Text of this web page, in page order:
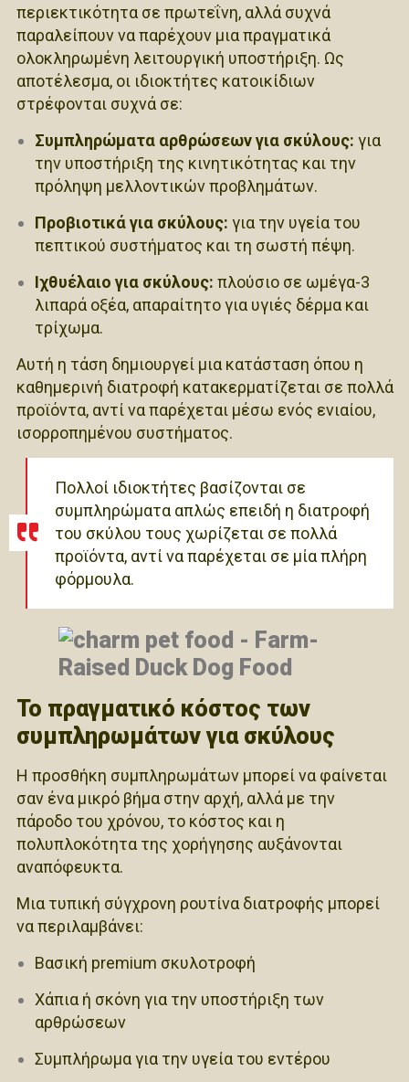
περιεκτικότητα σε πρωτεΐνη, αλλά συχνά
παραλείπουν να παρέχουν μια πραγματικά
ολοκληρωμένη λειτουργική υποστήριξη. Ως
αποτέλεσμα, οι ιδιοκτήτες κατοικίδιων
στρέφονται συχνά σε:
Συμπληρώματα αρθρώσεων για σκύλους: για
την υποστήριξη της κινητικότητας και την
πρόληψη μελλοντικών προβλημάτων.
Προβιοτικά για σκύλους: για την υγεία του
πεπτικού συστήματος και τη σωστή πέψη.
Ιχθυέλαιο για σκύλους: πλούσιο σε ωμέγα-3
λιπαρά οξέα, απαραίτητο για υγιές δέρμα και
τρίχωμα.
Αυτή η τάση δημιουργεί μια κατάσταση όπου η
καθημερινή διατροφή κατακερματίζεται σε πολλά
προϊόντα, αντί να παρέχεται μέσω ενός ενιαίου,
ισορροπημένου συστήματος.
Πολλοί ιδιοκτήτες βασίζονται σε
συμπληρώματα απλώς επειδή η διατροφή
του σκύλου τους χωρίζεται σε πολλά
προϊόντα, αντί να παρέχεται σε μία πλήρη
φόρμουλα.
Το πραγματικό κόστος των
συμπληρωμάτων για σκύλους
Η προσθήκη συμπληρωμάτων μπορεί να φαίνεται
σαν ένα μικρό βήμα στην αρχή, αλλά με την
πάροδο του χρόνου, το κόστος και η
πολυπλοκότητα της χορήγησης αυξάνονται
αναπόφευκτα.
Μια τυπική σύγχρονη ρουτίνα διατροφής μπορεί
να περιλαμβάνει:
Βασική premium σκυλοτροφή
Χάπια ή σκόνη για την υποστήριξη των
αρθρώσεων
Συμπλήρωμα για την υγεία του εντέρου